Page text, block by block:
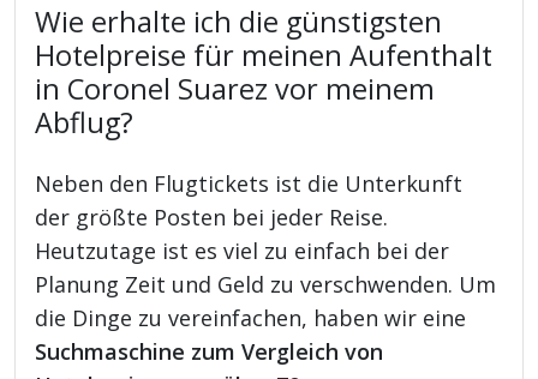
Wie erhalte ich die günstigsten
Hotelpreise für meinen Aufenthalt
in Coronel Suarez vor meinem
Abflug?
Neben den Flugtickets ist die Unterkunft
der größte Posten bei jeder Reise.
Heutzutage ist es viel zu einfach bei der
Planung Zeit und Geld zu verschwenden. Um
die Dinge zu vereinfachen, haben wir eine
Suchmaschine zum Vergleich von